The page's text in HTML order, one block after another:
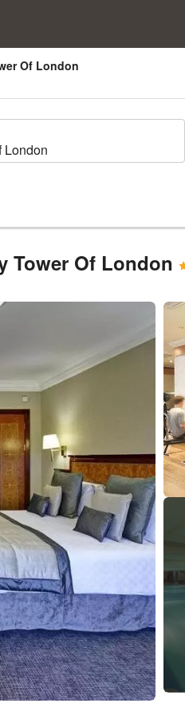
Of London
Tower Of London